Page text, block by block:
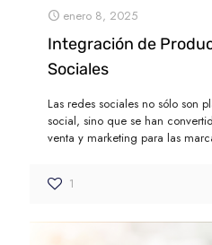
enero 8, 2025
Integración de
Sociales
Las redes sociales no sólo son
social, sino que se han
venta y marketing para las
1